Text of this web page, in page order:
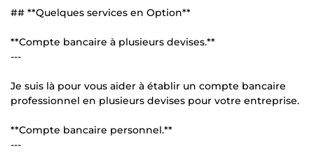
## **Quelques services en Option**
**Compte bancaire à plusieurs devises.**
---
Je suis là pour vous aider à établir un compte bancaire
professionnel en plusieurs devises pour votre entreprise.
**Compte bancaire personnel.**
---